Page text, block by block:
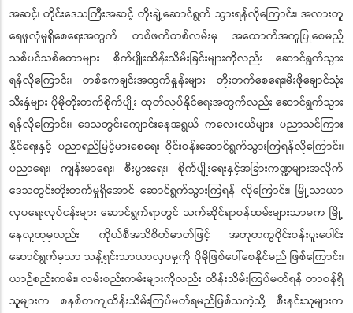
အဆင့်၊ တိုင်းဒေသကြီးအဆင့် တိုးချဲ့ဆောင်ရွက် သွားရန်လိုကြောင်း၊ အလားတူ
ရေဖူလုံမှုရှိစေရေးအတွက် တစ်ဖက်တစ်လမ်းမှ အထောက်အကူပြုစေမည့်
သစ်ပင်သစ်တောများ စိုက်ပျိုးထိန်းသိမ်းခြင်းများကိုလည်း ဆောင်ရွက်သွား
ရန်လိုကြောင်း၊ တစ်ဧကချင်းအထွက်နှုန်းများ တိုးတက်စေရေး၊မီးဖိုချောင်သုံး
သီးနှံများ ပိုမိုတိုးတက်စိုက်ပျိုး ထုတ်လုပ်နိုင်ရေးအတွက်လည်း ဆောင်ရွက်သွား
ရန်လိုကြောင်း၊ ဒေသတွင်းကျောင်းနေအရွယ် ကလေးငယ်များ ပညာသင်ကြား
နိုင်ရေးနှင့် ပညာရည်မြင့်မားစေရေး ဝိုင်းဝန်းဆောင်ရွက်သွားကြရန်လိုကြောင်း၊
ပညာရေး၊ ကျန်းမာရေး၊ စီးပွားရေး၊ စိုက်ပျိုးရေးနှင့်အခြားကဏ္ဍများအလိုက်
ဒေသတွင်းတိုးတက်မှုရှိအောင် ဆောင်ရွက်သွားကြရန် လိုကြောင်း၊ မြို့သာယာ
လှပရေးလုပ်ငန်းများ ဆောင်ရွက်ရာတွင် သက်ဆိုင်ရာဝန်ထမ်းများသာမက မြို့
နေလူထုမှလည်း ကိုယ်စီအသိစိတ်ဓာတ်ဖြင့် အတူတကွဝိုင်းဝန်းပူးပေါင်း
ဆောင်ရွက်မှသာ သန့်ရှင်းသာယာလှပမှုကို ပိုမိုဖြစ်ပေါ်စေနိုင်မည် ဖြစ်ကြောင်း၊
ယာဉ်စည်းကမ်း၊ လမ်းစည်းကမ်းများကိုလည်း ထိန်းသိမ်းကြပ်မတ်ရန် တာဝန်ရှိ
သူများက စနစ်တကျထိန်းသိမ်းကြပ်မတ်ရမည်ဖြစ်သကဲ့သို့ စီးနင်းသူများက